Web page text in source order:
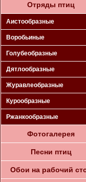
Отряды птиц
Аистообразные
Воробьиные
Голубеобразные
Дятлообразные
Журавлеобразные
Курообразные
Ржанкообразные
Фотогалерея
Песни птиц
Обои на рабочий